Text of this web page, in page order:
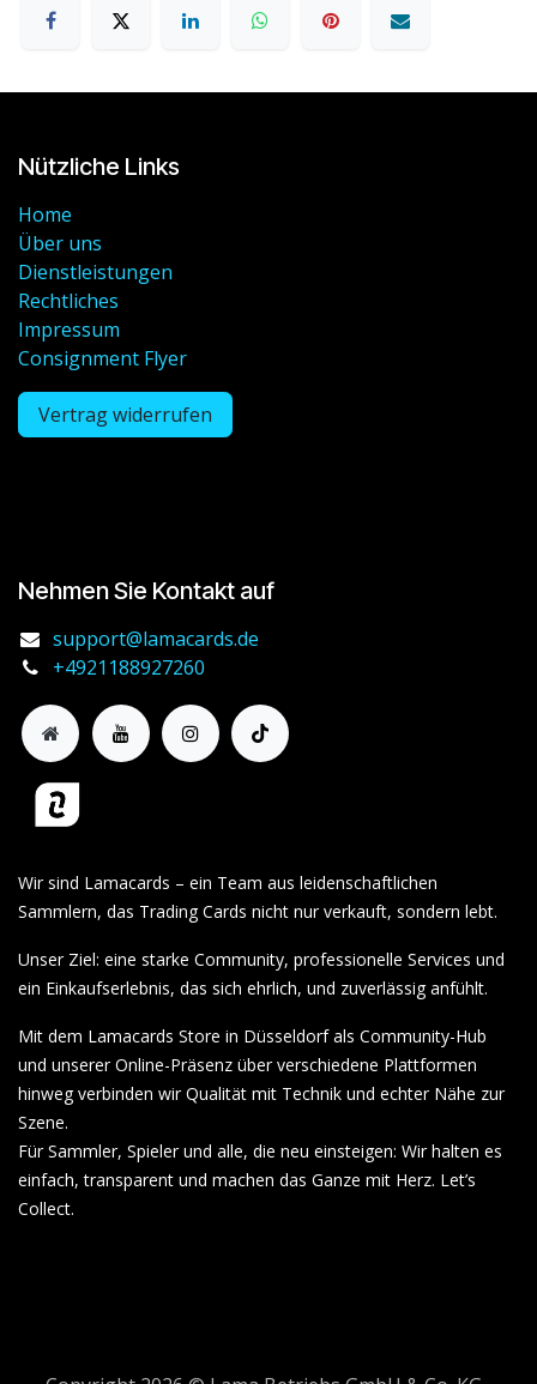
Nützliche Links
Home
Über uns
Dienstleistungen
Rechtliches
Impressum
Consignment Flyer
Vertrag widerrufen
Nehmen Sie Kontakt auf
support@lamacards.de
+4921188927260
Wir sind Lamacards – ein Team aus leidenschaftlichen
Sammlern, das Trading Cards nicht nur verkauft, sondern lebt.
Unser Ziel: eine starke Community, professionelle Services und
ein Einkaufserlebnis, das sich ehrlich, und zuverlässig anfühlt.
Mit dem Lamacards Store in Düsseldorf als Community-Hub
und unserer Online-Präsenz über verschiedene Plattformen
hinweg verbinden wir Qualität mit Technik und echter Nähe zur
Szene.
Für Sammler, Spieler und alle, die neu einsteigen: Wir halten es
einfach, transparent und machen das Ganze mit Herz. Let’s
Collect.